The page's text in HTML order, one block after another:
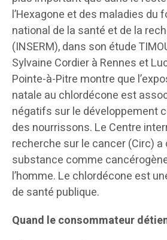
l’Hexagone et des maladies du
national de la santé et de la
(INSERM), dans son étude
Sylvaine Cordier à Rennes et
Pointe-à-Pitre montre que
natale au chlordécone est
négatifs sur le développement
des nourrissons. Le Centre
recherche sur le cancer (Circ)
substance comme
l’homme. Le chlordécone est
de santé publique.
Quand le consommateur